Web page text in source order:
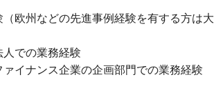
欧州などの先進事例経験を有する方は大
人での業務経験
イナンス企業の企画部門での業務経験